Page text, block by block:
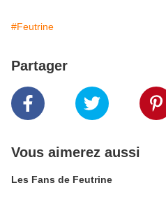
#Feutrine
Partager
Vous aimerez aussi
Les Fans de Feutrine